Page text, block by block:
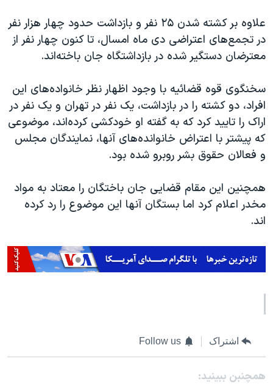
علاوه بر کشته شدن ۲۵ نفر و بازداشت حدود چهار هزار نفر
در تجمع‌های اعتراضی دی ماه امسال، تا کنون چهار نفر از
معترضان دستگیر شده در بازداشتگاه جان باخته‌اند.
سخنگوی قوه قضائیه با وجود اظهار نظر خانواده‌های این
افراد، دو کشته را در بازداشت، یک نفر در تهران و یک نفر در
اراک را تایید کرد که به گفته او خودکشی کرده‌اند، موضوعی
که پیشتر با اعتراض خانوانده‌های آنها، نمایندگان مجلس
و فعالان حقوق بشر روبرو شده بود.
همچنین این مقام قضایی جان باختگان را معتاد به مواد
مخدر اعلام کرد اما بستگان آنها این موضوع را رد کرده
اند.
اشتراک Follow us
همچنبن ببینید: